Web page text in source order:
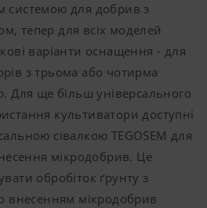
системою для добрив з
тепер для всіх моделей
варіанти оснащення - для
з трьома або чотирма
Для ще більш універсального
культиватори доступні
сівалкою TEGOSEM для
мікродобрив. Це
обробіток ґрунту з
внесенням мікродобрив